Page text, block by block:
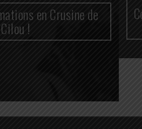
en Crusine de
Cilou !